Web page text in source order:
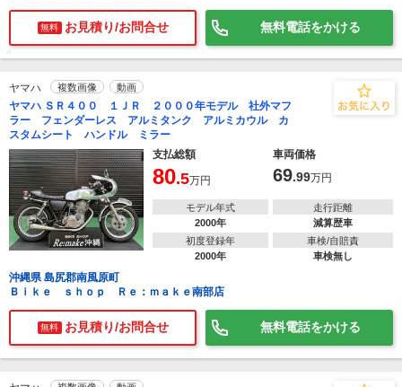
無料 お見積り/お問合せ 無料電話をかける
ヤマハ 複数画像 動画
ヤマハ ＳＲ４００ １ＪＲ ２０００年モデル 社外マフ
ラー フェンダーレス アルミタンク アルミカウル カ
スタムシート ハンドル ミラー
支払総額
車両価格
80.5万円 69.99万円
モデル年式
2000年
走行距離
減算歴車
初度登録年
2000年
車検/自賠責
車検無し
沖縄県 島尻郡南風原町
Ｂｉｋｅ ｓｈｏｐ Ｒｅ：ｍａｋｅ南部店
無料 お見積り/お問合せ 無料電話をかける